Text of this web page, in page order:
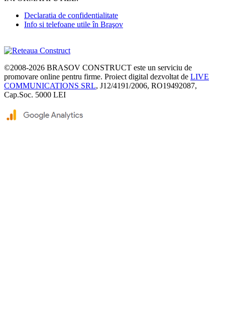
Declaratia de confidentialitate
Info si telefoane utile în Braşov
©2008-2026 BRASOV CONSTRUCT este un serviciu de
promovare online pentru firme. Proiect digital dezvoltat de LIVE
COMMUNICATIONS SRL, J12/4191/2006, RO19492087,
Cap.Soc. 5000 LEI